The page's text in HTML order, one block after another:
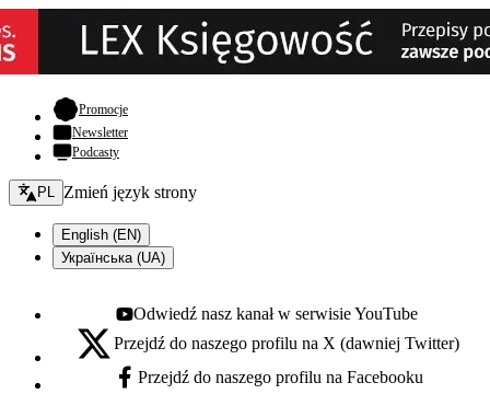
Promocje- otwiera się w nowej karcie
Newsletter
Podcasty
Zmień język - bieżący:
PL Zmień język strony
English (EN)
Українська (UA)
Youtube - otwiera się w nowej karcie
Odwiedź nasz kanał w serwisie YouTube
X - otwiera się w nowej karcie
Przejdź do naszego profilu na X (dawniej Twitter)
Facebook - otwiera się w nowej karcie
Przejdź do naszego profilu na Facebooku